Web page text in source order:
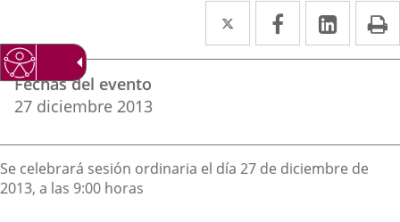
Twitter
Enlace
a
externa.
Facebook
Enlace
a
externa.
Enlace
a
Datos
del
evento
Fechas del evento
27 diciembre 2013
Descripción
Se celebrará sesión ordinaria el día 27 de diciembre de
2013, a las 9:00 horas